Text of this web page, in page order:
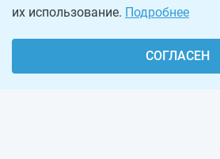
их использование. Подробнее
СОГЛАСЕН